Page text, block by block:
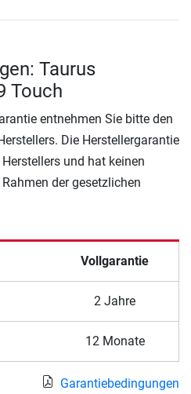
Taurus
Touch
entnehmen Sie bitte den
Die Herstellergarantie
und hat keinen
der gesetzlichen
Vollgarantie
2 Jahre
12 Monate
Garantiebedingungen